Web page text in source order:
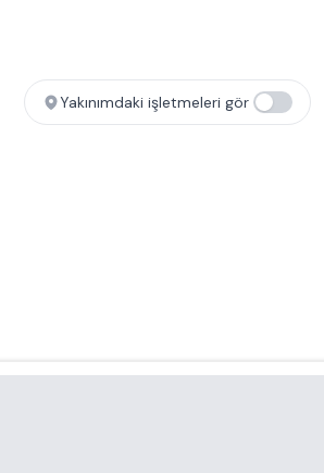
Yakınımdaki işletmeleri gör